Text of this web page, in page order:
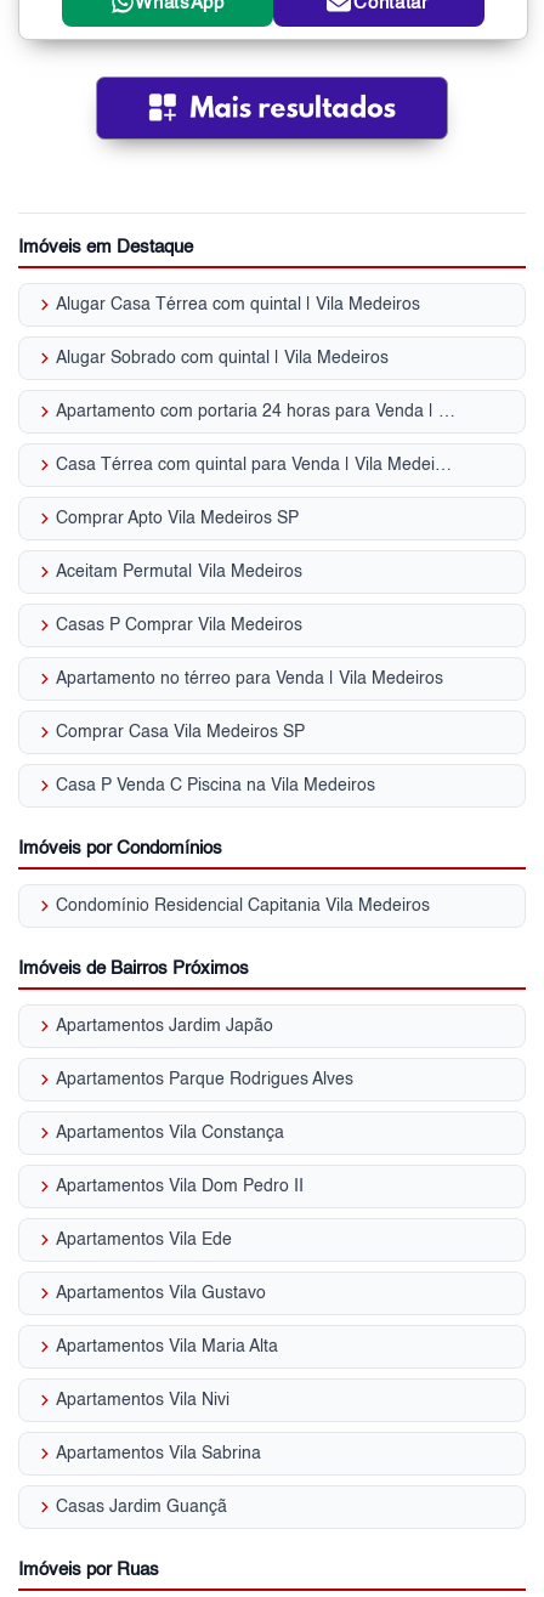
Imóveis em Destaque
keyboard_arrow_right Alugar Casa Térrea com quintal | Vila Medeiros
keyboard_arrow_right Alugar Sobrado com quintal | Vila Medeiros
keyboard_arrow_right Apartamento com portaria 24 horas para Venda | Vila Medeiros
keyboard_arrow_right Casa Térrea com quintal para Venda | Vila Medeiros
keyboard_arrow_right Comprar Apto Vila Medeiros SP
keyboard_arrow_right Aceitam Permuta| Vila Medeiros
keyboard_arrow_right Casas P Comprar Vila Medeiros
keyboard_arrow_right Apartamento no térreo para Venda | Vila Medeiros
keyboard_arrow_right Comprar Casa Vila Medeiros SP
keyboard_arrow_right Casa P Venda C Piscina na Vila Medeiros
Imóveis por Condomínios
keyboard_arrow_right Condomínio Residencial Capitania Vila Medeiros
Imóveis de Bairros Próximos
keyboard_arrow_right Apartamentos Jardim Japão
keyboard_arrow_right Apartamentos Parque Rodrigues Alves
keyboard_arrow_right Apartamentos Vila Constança
keyboard_arrow_right Apartamentos Vila Dom Pedro II
keyboard_arrow_right Apartamentos Vila Ede
keyboard_arrow_right Apartamentos Vila Gustavo
keyboard_arrow_right Apartamentos Vila Maria Alta
keyboard_arrow_right Apartamentos Vila Nivi
keyboard_arrow_right Apartamentos Vila Sabrina
keyboard_arrow_right Casas Jardim Guançã
Imóveis por Ruas